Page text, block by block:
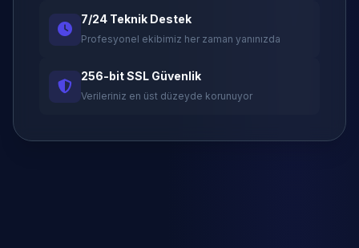
7/24 Teknik Destek
Profesyonel ekibimiz her zaman yanınızda
256-bit SSL Güvenlik
Verileriniz en üst düzeyde korunuyor